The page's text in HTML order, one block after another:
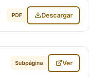
PDF Descargar
Subpágina Ver